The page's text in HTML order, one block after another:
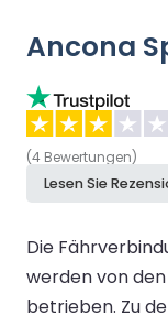
Ancona
(4 Bewertungen)
Lesen Sie
Die
werden von
betrieben. Zu